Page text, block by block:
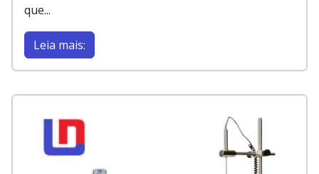
que...
Leia mais: